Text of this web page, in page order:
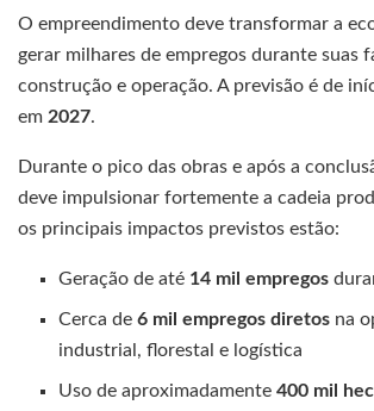
O empreendimento deve transformar a
gerar milhares de empregos durante suas
construção e operação. A previsão é de
em 2027.
Durante o pico das obras e após a
deve impulsionar fortemente a cadeia
os principais impactos previstos estão:
Geração de até 14 mil empregos
Cerca de6 mil empregos diretos na
industrial, florestal e logística
Uso de aproximadamente400 mil